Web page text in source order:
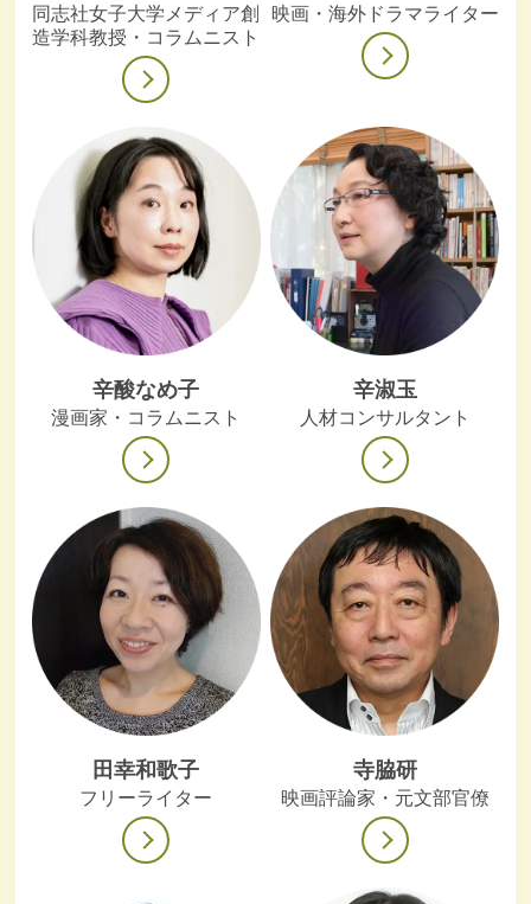
同志社女子大学メディア創
造学科教授・コラムニスト
映画・海外ドラマライター
辛酸なめ子
漫画家・コラムニスト
辛淑玉
人材コンサルタント
田幸和歌子
フリーライター
寺脇研
映画評論家・元文部官僚